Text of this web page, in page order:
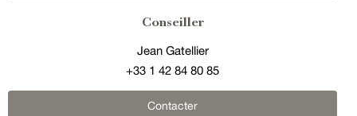
Conseiller
Jean Gatellier
+33 1 42 84 80 85
Contacter